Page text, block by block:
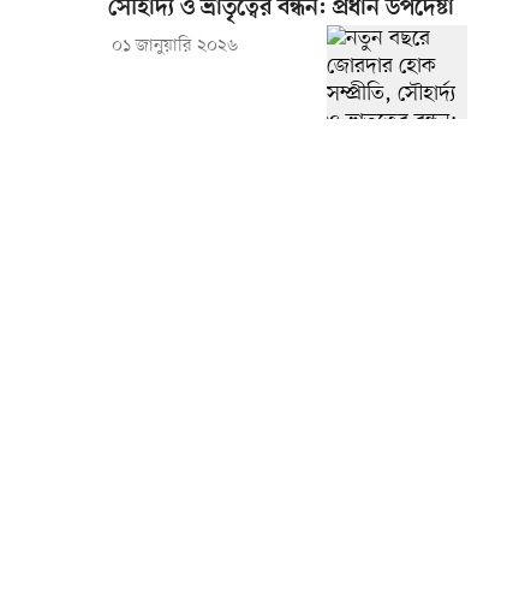
সৌহার্দ্য ও ভ্রাতৃত্বের বন্ধন: প্রধান উপদেষ্টা
০১ জানুয়ারি ২০২৬